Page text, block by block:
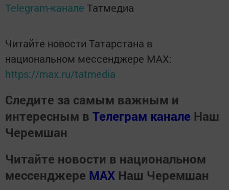
Telegram-канале Татмедиа
Читайте новости Татарстана в
национальном мессенджере MАХ:
https://max.ru/tatmedia
Следите за самым важным и
интересным в Телеграм канале Наш
Черемшан
Читайте новости в национальном
мессенджере MАХ Наш Черемшан